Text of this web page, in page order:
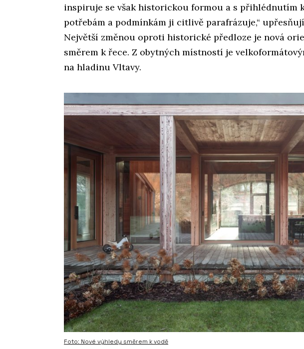
inspiruje se však historickou formou a s přihlédnutím
potřebám a podmínkám ji citlivě parafrázuje,“
Největší změnou oproti historické předloze je nová
směrem k řece. Z obytných místností je
na hladinu Vltavy.
Foto: Nové výhledy směrem k vodě